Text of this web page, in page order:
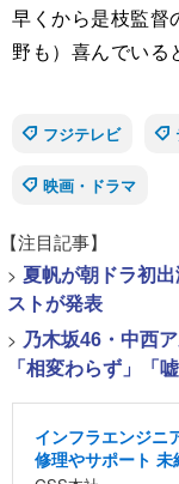
早くから是枝監督
野も）喜んでいる
フジテレビ
映画・ドラマ
【注目記事】
> 夏帆が朝ドラ初
ストが発表
> 乃木坂46・中西
「相変わらず」「
インフラエンジニ
修理やサポート 未